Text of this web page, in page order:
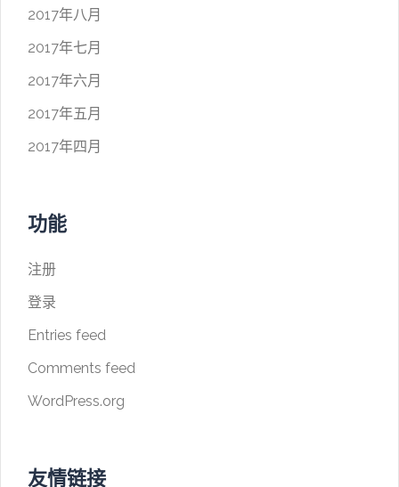
2017年八月
2017年七月
2017年六月
2017年五月
2017年四月
功能
注册
登录
Entries feed
Comments feed
WordPress.org
友情链接